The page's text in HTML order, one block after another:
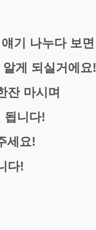
기 나누다 보면
게 되실거에요!
잔 마시며
됩니다!
세요!
다!